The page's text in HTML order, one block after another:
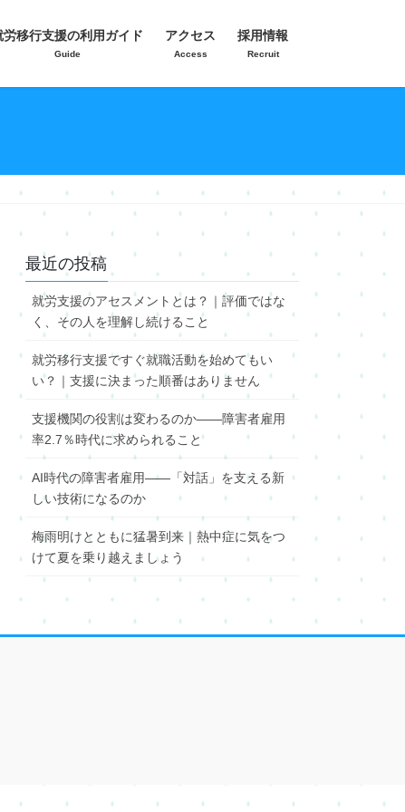
労移行支援の利用ガイド
Guide
アクセス
Access
採用情報
Recruit
最近の投稿
就労支援のアセスメントとは？｜評価ではな
く、その人を理解し続けること
就労移行支援ですぐ就職活動を始めてもい
い？｜支援に決まった順番はありません
支援機関の役割は変わるのか――障害者雇用
率2.7％時代に求められること
AI時代の障害者雇用――「対話」を支える新
しい技術になるのか
梅雨明けとともに猛暑到来｜熱中症に気をつ
けて夏を乗り越えましょう